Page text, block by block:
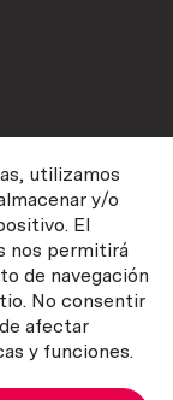
utilizamos
y/o
El
nos permitirá
de navegación
No consentir
afectar
y funciones.